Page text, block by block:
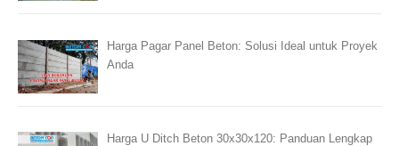
Harga Pagar Panel Beton: Solusi Ideal untuk Proyek
Anda
Harga U Ditch Beton 30x30x120: Panduan Lengkap